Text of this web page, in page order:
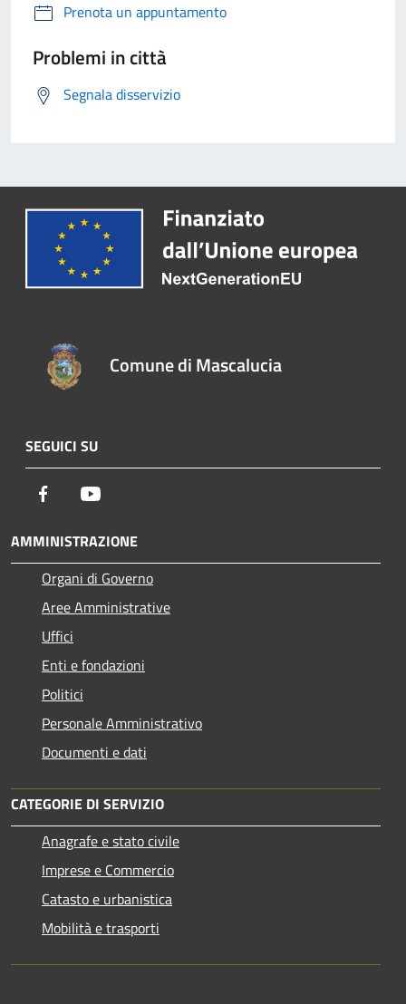
Prenota un appuntamento
Problemi in città
Segnala disservizio
Comune di Mascalucia
SEGUICI SU
Facebook
AMMINISTRAZIONE
Organi di Governo
Aree Amministrative
Uffici
Enti e fondazioni
Politici
Personale Amministrativo
Documenti e dati
CATEGORIE DI SERVIZIO
Anagrafe e stato civile
Imprese e Commercio
Catasto e urbanistica
Mobilità e trasporti